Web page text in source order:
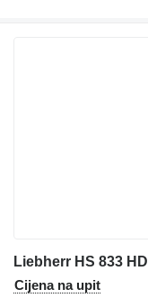
Liebherr HS 833 HD
Cijena na upit